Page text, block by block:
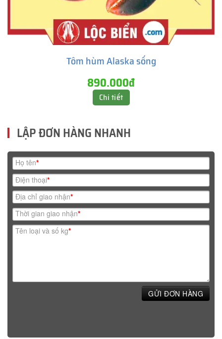
Tôm hùm Alaska sống
890.000đ
Chi tiết
LẬP ĐƠN HÀNG NHANH
Họ tên*
Điện thoại*
Địa chỉ giao nhận*
Thời gian giao nhận*
Tên loại và số kg*
GỬI ĐƠN HÀNG